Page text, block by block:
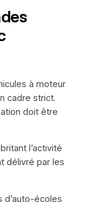
à moteur
cadre strict.
doit être
l’activité
délivré par les
d’auto-écoles